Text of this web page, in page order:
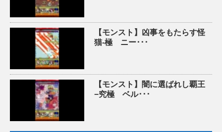
【モンスト】凶事をもたらす怪
猫-極 ニー･･･
【モンスト】闇に選ばれし覇王
−究極 ベル･･･